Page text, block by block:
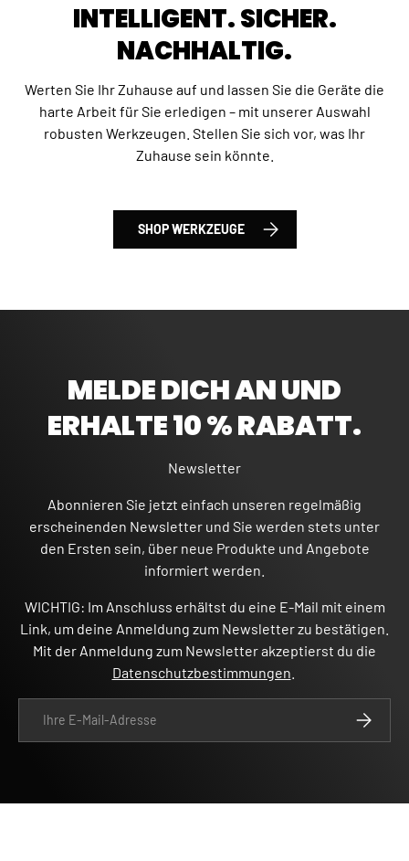
INTELLIGENT. SICHER.
NACHHALTIG.
Werten Sie Ihr Zuhause auf und lassen Sie die Geräte die
harte Arbeit für Sie erledigen – mit unserer Auswahl
robusten Werkzeugen. Stellen Sie sich vor, was Ihr
Zuhause sein könnte.
SHOP WERKZEUGE
MELDE DICH AN UND
ERHALTE 10 % RABATT.
Newsletter
Abonnieren Sie jetzt einfach unseren regelmäßig
erscheinenden Newsletter und Sie werden stets unter
den Ersten sein, über neue Produkte und Angebote
informiert werden.
WICHTIG: Im Anschluss erhältst du eine E-Mail mit einem
Link, um deine Anmeldung zum Newsletter zu bestätigen.
Mit der Anmeldung zum Newsletter akzeptierst du die
Datenschutzbestimmungen